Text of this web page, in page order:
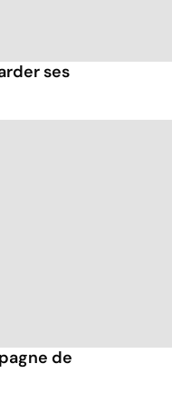
ses
de